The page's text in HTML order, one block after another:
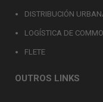
DISTRIBUCIÓN
LOGÍSTICA DE
FLETE
OUTROS LINKS